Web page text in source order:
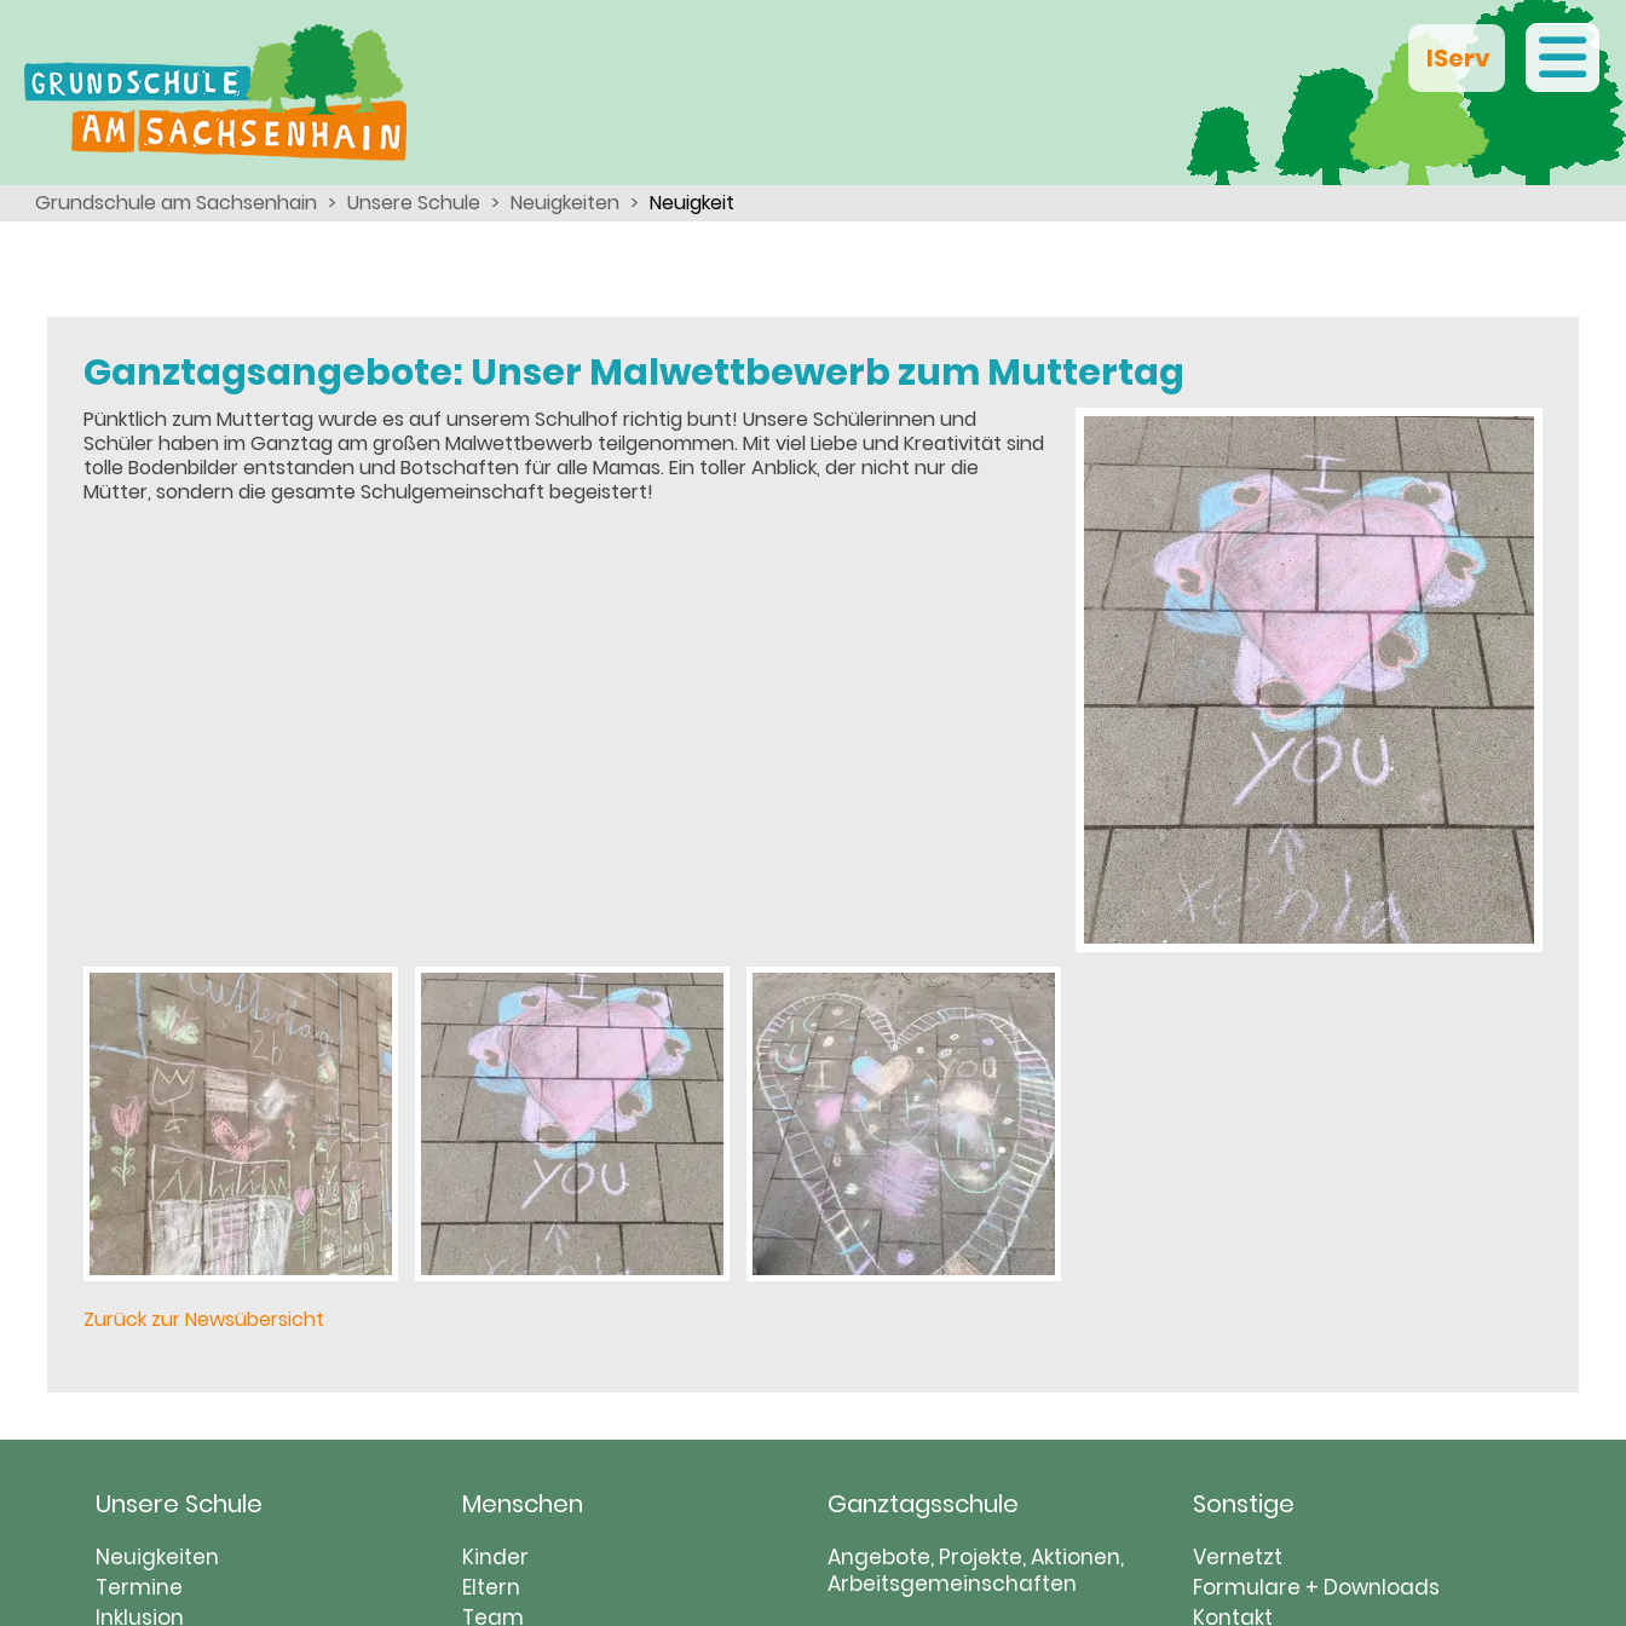
IServ
Grundschule am Sachsenhain Unsere Schule Neuigkeiten Neuigkeit
Ganztagsangebote: Unser Malwettbewerb zum Muttertag
Pünktlich zum Muttertag wurde es auf unserem Schulhof richtig bunt! Unsere Schülerinnen und
Schüler haben im Ganztag am großen Malwettbewerb teilgenommen. Mit viel Liebe und Kreativität sind
tolle Bodenbilder entstanden und Botschaften für alle Mamas. Ein toller Anblick, der nicht nur die
Mütter, sondern die gesamte Schulgemeinschaft begeistert!
Zurück zur Newsübersicht
Unsere Schule
Navigation
überspringen
Neuigkeiten
Termine
Inklusion
Menschen
Navigation
überspringen
Kinder
Eltern
Team
Ganztagsschule
Navigation
überspringen
Angebote, Projekte, Aktionen,
Arbeitsgemeinschaften
Sonstige
Navigation
überspringen
Vernetzt
Formulare + Downloads
Kontakt
Menschen
Kinder
Eltern
Team
Schulsozialarbeit
Schulseelsorge
Wir als Arbeitgeber
Ganztagsschule